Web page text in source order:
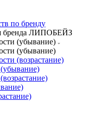
по бренду
бренда ЛИПОБЕЙЗ
(убывание)
(убывание)
(возрастание)